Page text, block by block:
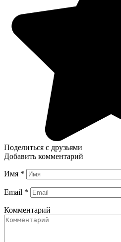
Поделиться с друзьями
Добавить комментарий
Имя *
Email *
Комментарий